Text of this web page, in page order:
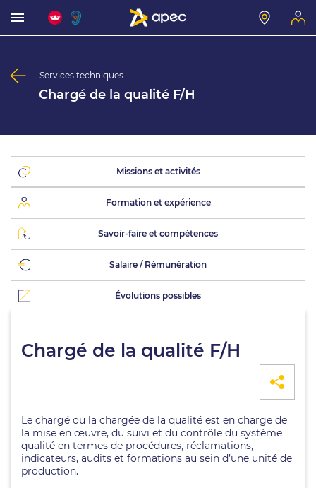
Services techniques
Chargé de la qualité F/H
Missions et activités
Formation et expérience
Savoir-faire et compétences
Salaire / Rémunération
Évolutions possibles
Chargé de la qualité F/H
Le chargé ou la chargée de la qualité est en charge de
la mise en œuvre, du suivi et du contrôle du système
qualité en termes de procédures, réclamations,
indicateurs, audits et formations au sein d’une unité de
production.